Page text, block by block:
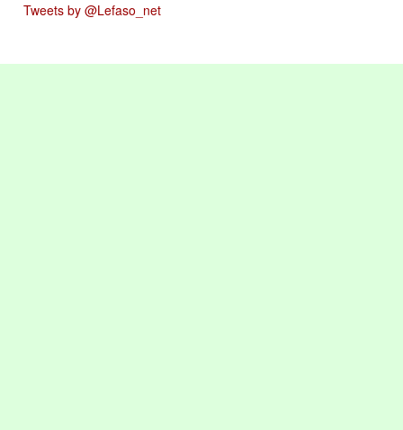
Tweets by @Lefaso_net